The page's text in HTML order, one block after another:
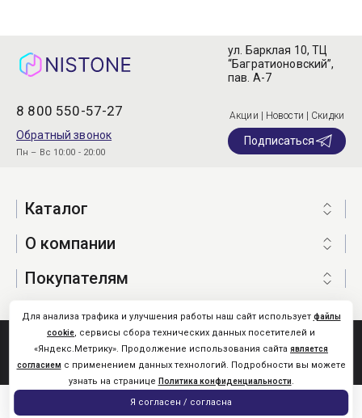
8 800 550-57-27
Обратный звонок
Пн – Вс 10:00 - 20:00
ул. Барклая 10, ТЦ
“Багратионовский”,
пав. А-7
Акции | Новости | Скидки
Подписаться
Каталог
О компании
Покупателям
Nistone.Ru © 2026
Карта сайта
Для анализа трафика и улучшения работы наш сайт использует файлы
cookie, сервисы сбора технических данных посетителей и
«Яндекс.Метрику». Продолжение использования сайта является
согласием с применением данных технологий. Подробности вы можете
узнать на странице Политика конфиденциальности.
Я согласен / согласна